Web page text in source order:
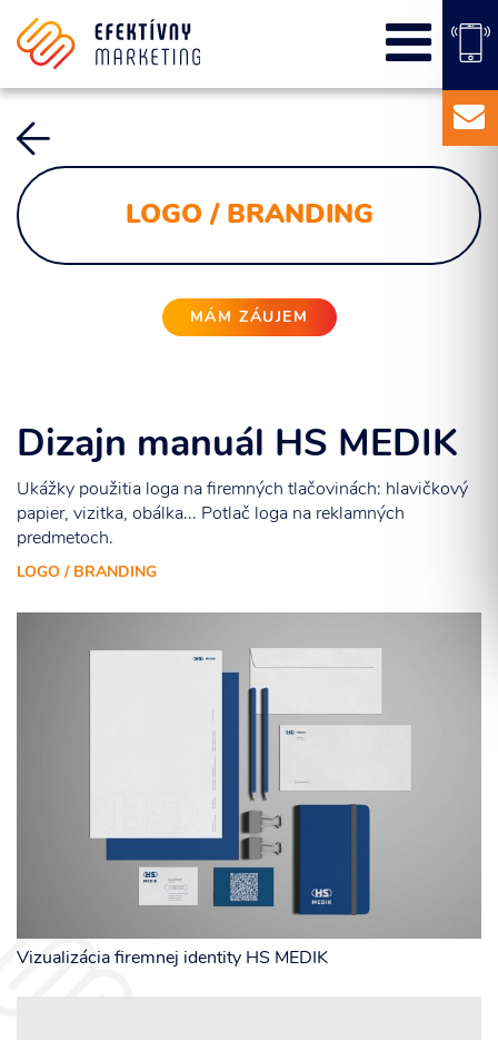
LOGO / BRANDING
MÁM ZÁUJEM
Dizajn manuál HS MEDIK
Ukážky použitia loga na firemných tlačovinách: hlavičkový
papier, vizitka, obálka... Potlač loga na reklamných
predmetoch.
LOGO / BRANDING
Vizualizácia firemnej identity HS MEDIK
PPC kampane
Správa sociálnych sietí
Content Marketing
Balíky služieb
Marketingový základ
Externý marketingový manažér pre vašu firmu
Súhlasím so spracovaním osobných informácií.
ODOSLAŤ